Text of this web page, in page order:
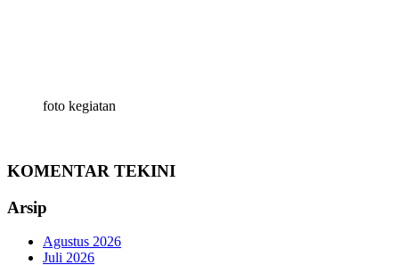
foto kegiatan
KOMENTAR TEKINI
Arsip
Agustus 2026
Juli 2026